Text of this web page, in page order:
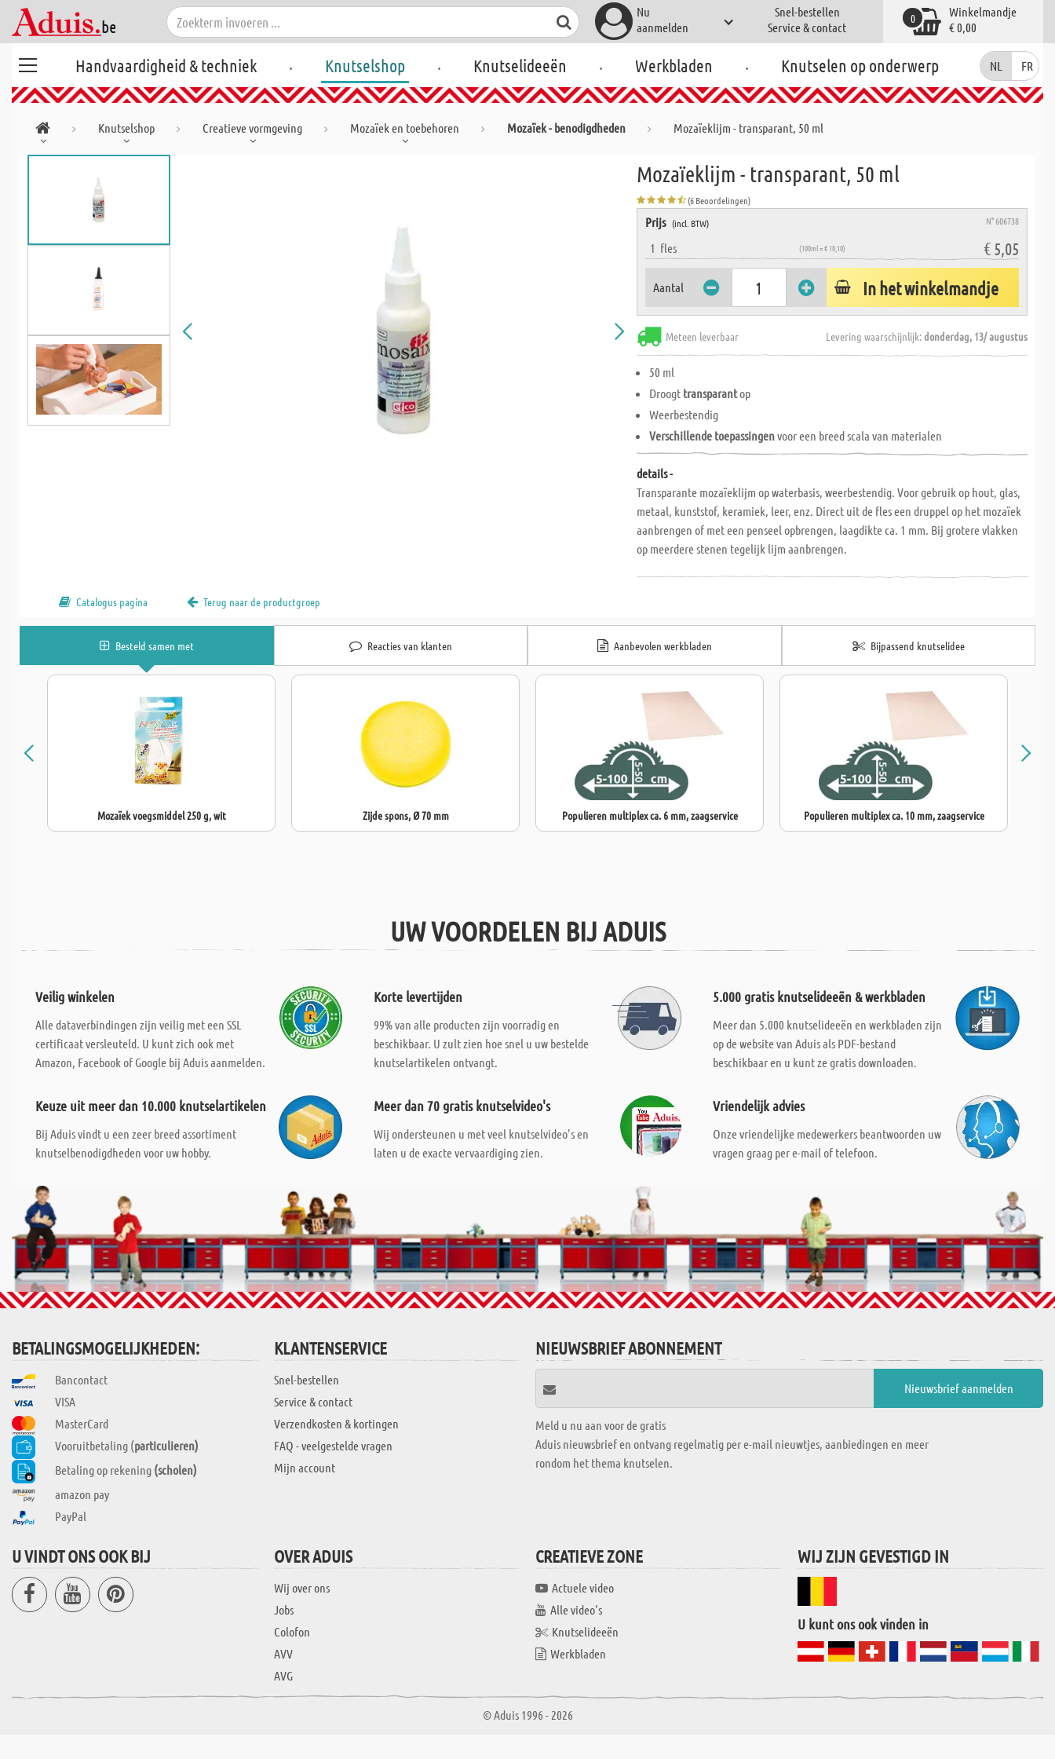
Nu
aanmelden
Snel-bestellen
Service & contact
Winkelmandje
€ 0,00
0
Handvaardigheid & techniek . Knutselshop . Knutselideeën . Werkbladen . Knutselen op onderwerp NL FR
Knutselshop Creatieve vormgeving Mozaïek en toebehoren Mozaïek - benodigdheden Mozaïeklijm - transparant, 50 ml
Mozaïeklijm - transparant, 50 ml
(6 Beoordelingen)
Prijs (incl. BTW) N° 606738
1 fles (100ml = € 10,10) € 5,05
Aantal In het winkelmandje
Meteen leverbaar Levering waarschijnlijk:donderdag, 13/ augustus
50 ml
Droogt transparantop
Weerbestendig
Verschillende toepassingenvoor een breed scala van materialen
details -
Transparante mozaïeklijm op waterbasis, weerbestendig. Voor gebruik op hout, glas,
metaal, kunststof, keramiek, leer, enz. Direct uit de fles een druppel op het mozaïek
aanbrengen of met een penseel opbrengen, laagdikte ca. 1 mm. Bij grotere vlakken
op meerdere stenen tegelijk lijm aanbrengen.
Catalogus pagina Terug naar de productgroep
Besteld samen met Reacties van klanten Aanbevolen werkbladen Bijpassend knutselidee
Mozaïek voegsmiddel 250 g, wit Zijde spons, Ø 70 mm Populieren multiplex ca. 6 mm, zaagservice Populieren multiplex ca. 10 mm, zaagservice
UW VOORDELEN BIJ ADUIS
Veilig winkelen
Alle dataverbindingen zijn veilig met een SSL
certificaat versleuteld. U kunt zich ook met
Amazon, Facebook of Google bij Aduis aanmelden.
Korte levertijden
99% van alle producten zijn voorradig en
beschikbaar. U zult zien hoe snel u uw bestelde
knutselartikelen ontvangt.
5.000 gratis knutselideeën & werkbladen
Meer dan 5.000 knutselideeën en werkbladen zijn
op de website van Aduis als PDF-bestand
beschikbaar en u kunt ze gratis downloaden.
Keuze uit meer dan 10.000 knutselartikelen
Bij Aduis vindt u een zeer breed assortiment
knutselbenodigdheden voor uw hobby.
Meer dan 70 gratis knutselvideo's
Wij ondersteunen u met veel knutselvideo's en
laten u de exacte vervaardiging zien.
Vriendelijk advies
Onze vriendelijke medewerkers beantwoorden uw
vragen graag per e-mail of telefoon.
BETALINGSMOGELIJKHEDEN:
Bancontact
VISA
MasterCard
Vooruitbetaling (particulieren)
Betaling op rekening (scholen)
amazon pay
PayPal
KLANTENSERVICE
Snel-bestellen
Service & contact
Verzendkosten & kortingen
FAQ - veelgestelde vragen
Mijn account
NIEUWSBRIEF ABONNEMENT
Meld u nu aan voor de gratis
Aduis nieuwsbrief en ontvang regelmatig per e-mail nieuwtjes, aanbiedingen en meer
rondom het thema knutselen.
U VINDT ONS OOK BIJ OVER ADUIS
Wij over ons
Jobs
Colofon
AVV
AVG
CREATIEVE ZONE
Actuele video
Alle video's
Knutselideeën
Werkbladen
WIJ ZIJN GEVESTIGD IN
U kunt ons ook vinden in
© Aduis 1996 - 2026